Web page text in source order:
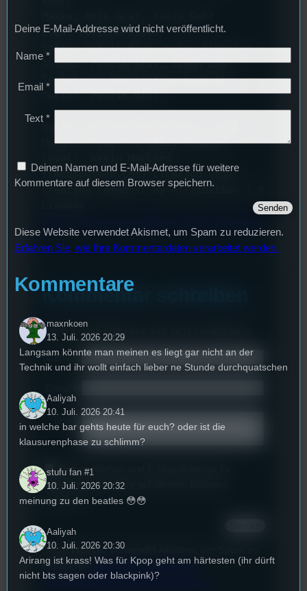
Logo: Corinna Sturm
Intro: Patrik Rist, Lukas Alberter
Aufbau: Patrik Rist, Simon Löw
Technische Realisation & On Air
Design: Patrik Rist
Dungeon Crawl" & "8bit Dungeon
(incompetech.com) Licensed under
Creative Commons: By Attribution 3.0
b...
Kommentar schreiben
Deine E-Mail-Addresse wird nicht veröffentlicht.
Name*
Deinen Namen und E-Mail-Adresse für
weitere Kommentare auf diesem Browser
speichern.
Diese Website verwendet Akismet, um Spam zu
reduzieren. Erfahren Sie, wie Ihre
Kommentardaten verarbeitet werden.
Deine E-Mail-Addresse wird nicht veröffentlicht.
Name *
Email *
Text *
Deinen Namen und E-Mail-Adresse für weitere
Kommentare auf diesem Browser speichern.
Diese Website verwendet Akismet, um Spam zu reduzieren.
Erfahren Sie, wie Ihre Kommentardaten verarbeitet werden.
Kommentare
maxnkoen
13. Juli. 2026 20:29
Langsam könnte man meinen es liegt gar nicht an der
Technik und ihr wollt einfach lieber ne Stunde durchquatschen
Aaliyah
10. Juli. 2026 20:41
in welche bar gehts heute für euch? oder ist die
klausurenphase zu schlimm?
stufu fan #1
10. Juli. 2026 20:32
meinung zu den beatles 😳😳
Aaliyah
10. Juli. 2026 20:30
Arirang ist krass! Was für Kpop geht am härtesten (ihr dürft
nicht bts sagen oder blackpink)?